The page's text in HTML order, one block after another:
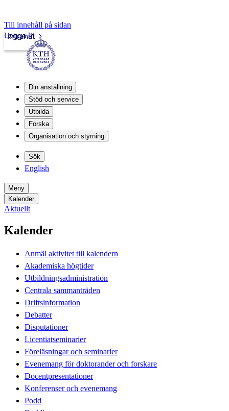
Till innehåll på sidan
Intranät
Logga in
Din anställning
Stöd och service
Utbilda
Forska
Organisation och styrning
Sök
English
Meny
Kalender
Aktuellt
Kalender
Anmäl aktivitet till kalendern
Akademiska högtider
Utbildningsadministration
Centrala sammanträden
Driftsinformation
Debatter
Disputationer
Licentiatseminarier
Föreläsningar och seminarier
Evenemang för doktorander och forskare
Docentpresentationer
Konferenser och evenemang
Podd